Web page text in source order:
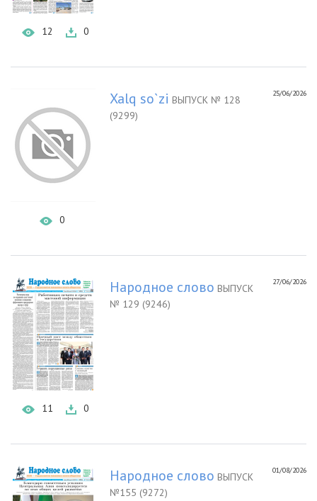
12 0
0
25/06/2026
Xalq so`zi ВЫПУСК № 128
(9299)
11 0
27/06/2026
Народное слово ВЫПУСК
№ 129 (9246)
01/08/2026
Народное слово ВЫПУСК
№155 (9272)